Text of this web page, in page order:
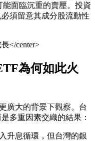
面臨沉重的賣壓。投資
須留意其成分股流動性
</center>
為何如此火
廣大的背景下觀察。台
多重因素交織的結果：
升息循環，但台灣的銀